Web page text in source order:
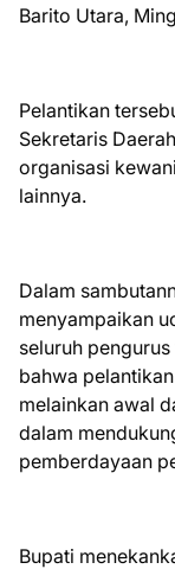
Barito Utara,
Pelantikan
Sekretaris
organisasi
lainnya.
Dalam
menyampaikan
seluruh
bahwa
melainkan awal
dalam
pemberdayaan
Bupati